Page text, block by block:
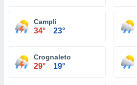
Campli
34° 23°
Crognaleto
29° 19°